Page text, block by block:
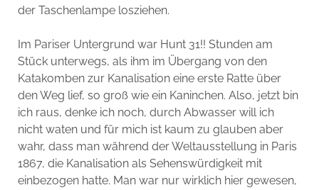
der Taschenlampe losziehen.
Im Pariser Untergrund war Hunt 31!! Stunden am
Stück unterwegs, als ihm im Übergang von den
Katakomben zur Kanalisation eine erste Ratte über
den Weg lief, so groß wie ein Kaninchen. Also, jetzt bin
ich raus, denke ich noch, durch Abwasser will ich
nicht waten und für mich ist kaum zu glauben aber
wahr, dass man während der Weltausstellung in Paris
1867, die Kanalisation als Sehenswürdigkeit mit
einbezogen hatte. Man war nur wirklich hier gewesen,